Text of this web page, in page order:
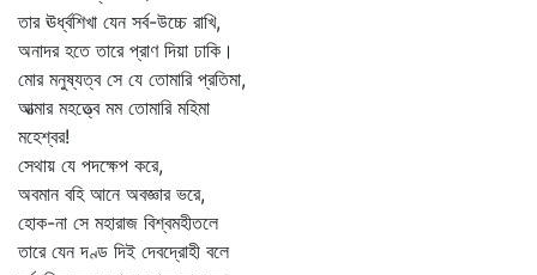
তার ঊর্ধ্বশিখা যেন সর্ব-উচ্চে রাখি,
অনাদর হতে তারে প্রাণ দিয়া ঢাকি।
মোর মনুষ্যত্ব সে যে তোমারি প্রতিমা,
আত্মার মহত্ত্বে মম তোমারি মহিমা
মহেশ্বর!
সেথায় যে পদক্ষেপ করে,
অবমান বহি আনে অবজ্ঞার ভরে,
হোক-না সে মহারাজ বিশ্বমহীতলে
তারে যেন দণ্ড দিই দেবদ্রোহী বলে